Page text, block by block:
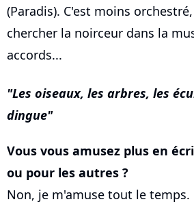
(Paradis). C'est moins
chercher la noirceur dans la
accords...
Les oiseaux, les arbres, les
dingue
Vous vous amusez plus en
ou pour les autres ?
Non, je m'amuse tout le temps.